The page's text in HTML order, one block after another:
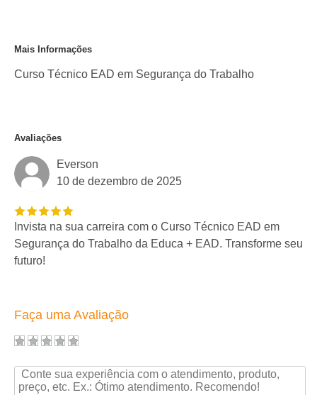
Mais Informações
Curso Técnico EAD em Segurança do Trabalho
Avaliações
Everson
10 de dezembro de 2025
Invista na sua carreira com o Curso Técnico EAD em
Segurança do Trabalho da Educa + EAD. Transforme seu
futuro!
Faça uma Avaliação